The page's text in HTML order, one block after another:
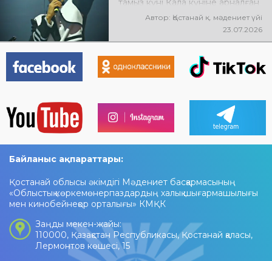
тамыз күні Қала күніне арналған
мерекелік концертте NE
PROSTO ORCHESTRA өнер
көрсетеді! @ne_prosto_orchestra
Автор: Қостанай қ. мәдениет үйі
23.07.2026
Байланыс ақпараттары:
Қостанай облысы әкімдігі Мәдениет басқармасының
«Облыстық көркемөнерпаздардың халық шығармашылығы
мен кинобейнеқор орталығы» КМҚК
Заңды мекен-жайы:
110000, Қазақстан Республикасы, Қостанай қаласы,
Лермонтов көшесі, 15